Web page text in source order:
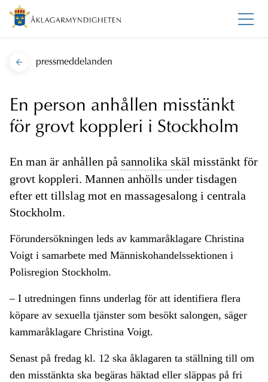
pressmeddelanden
En person anhållen misstänkt
för grovt koppleri i Stockholm
En man är anhållen på sannolika skäl misstänkt för
grovt koppleri. Mannen anhölls under tisdagen
efter ett tillslag mot en massagesalong i centrala
Stockholm.
Förundersökningen leds av kammaråklagare Christina
Voigt i samarbete med Människohandelssektionen i
Polisregion Stockholm.
– I utredningen finns underlag för att identifiera flera
köpare av sexuella tjänster som besökt salongen, säger
kammaråklagare Christina Voigt.
Senast på fredag kl. 12 ska åklagaren ta ställning till om
den misstänkta ska begäras häktad eller släppas på fri